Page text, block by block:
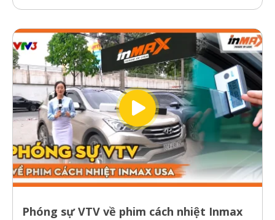
kiểm tra so sánh trực diện đầy thuyết phục.
thường hoạt động theo cơ chế giữ nhiệt trên
kính,...
Phóng sự VTV về phim cách nhiệt Inmax